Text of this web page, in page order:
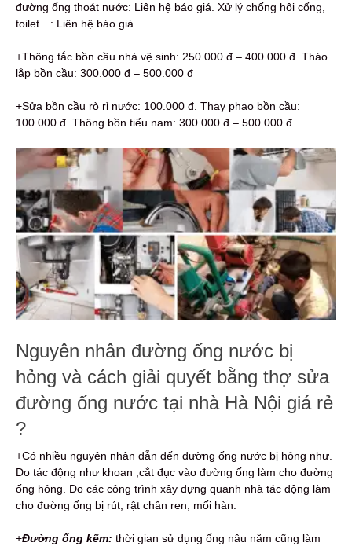
đường ống thoát nước: Liên hệ báo giá. Xử lý chống hôi cống,
toilet…: Liên hệ báo giá
+Thông tắc bồn cầu nhà vệ sinh: 250.000 đ – 400.000 đ. Tháo
lắp bồn cầu: 300.000 đ – 500.000 đ
+Sửa bồn cầu rò rỉ nước: 100.000 đ. Thay phao bồn cầu:
100.000 đ. Thông bồn tiểu nam: 300.000 đ – 500.000 đ
Nguyên nhân đường ống nước bị
hỏng và cách giải quyết bằng thợ sửa
đường ống nước tại nhà Hà Nội giá rẻ
?
+Có nhiều nguyên nhân dẫn đến đường ống nước bị hỏng như.
Do tác động như khoan ,cắt đục vào đường ống làm cho đường
ống hỏng. Do các công trình xây dựng quanh nhà tác động làm
cho đường ống bị rút, rật chân ren, mối hàn.
+Đường ống kẽm: thời gian sử dụng ống nâu năm cũng làm